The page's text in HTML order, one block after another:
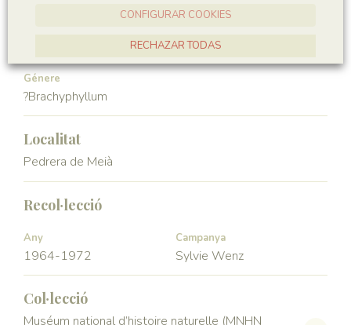
Araucariaceae
Génere
?Brachyphyllum
Localitat
Pedrera de Meià
Recol·lecció
Any
1964-1972
Campanya
Sylvie Wenz
Col·lecció
Muséum national d’histoire naturelle (MNHN
CONFIGURAR COOKIES
RECHAZAR TODAS
ACCEPTAR TOTES